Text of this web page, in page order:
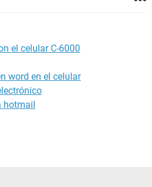
el celular C-6000
word en el celular
hotmail